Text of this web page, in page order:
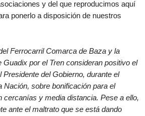
y del que reproducimos aquí
ponerlo a disposición de nuestros
Ferrocarril Comarca de Baza y la
por el Tren consideran positivo el
Presidente del Gobierno, durante el
Nación, sobre bonificación para el
cercanías y media distancia. Pese a ello,
ante el maltrato que se está dando